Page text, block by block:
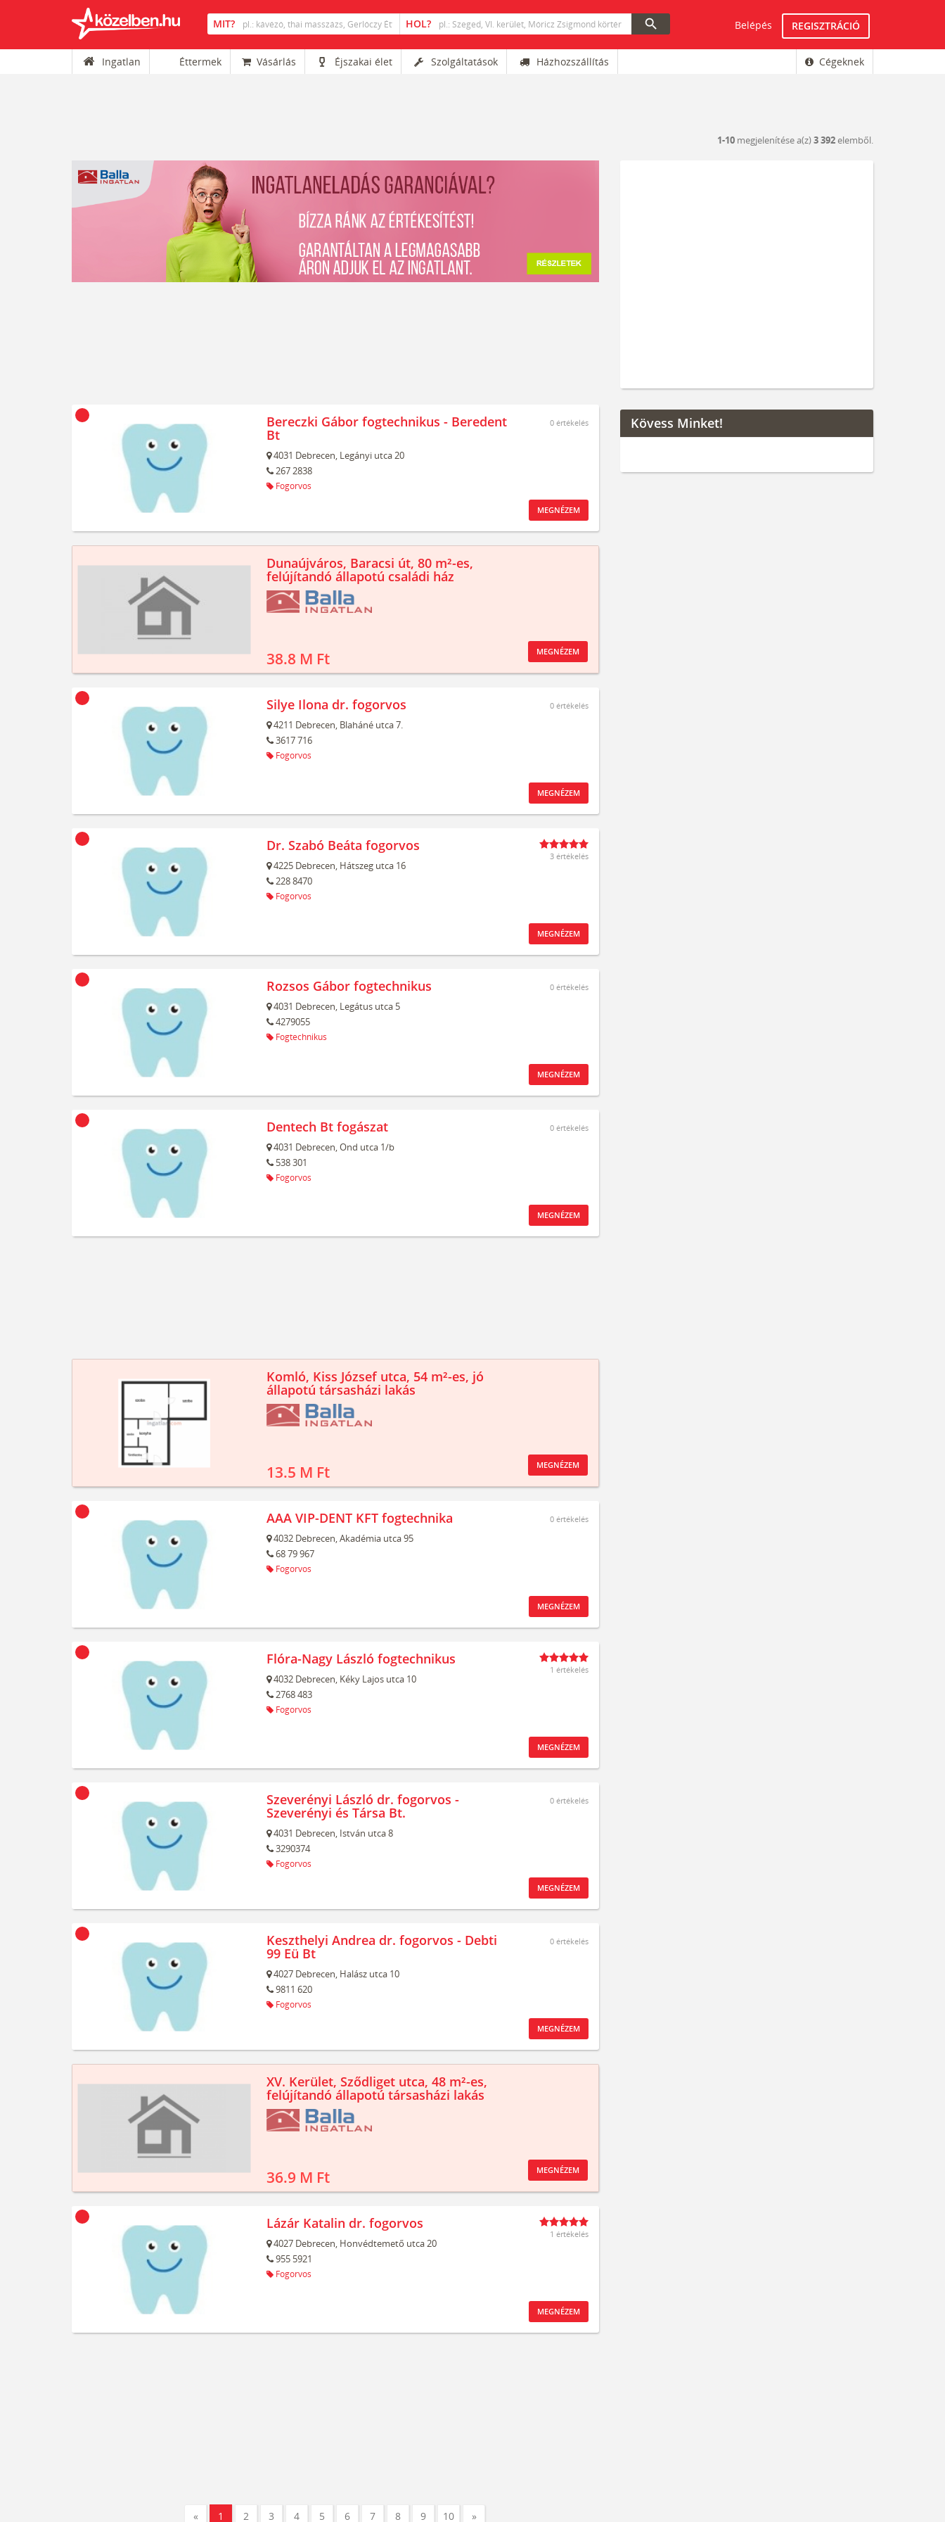
search Belépés REGISZTRÁCIÓ
Ingatlan Éttermek Vásárlás Éjszakai élet Szolgáltatások Házhozszállítás Cégeknek
1-10 megjelenítése a(z)3 392elemből.
Bereczki Gábor fogtechnikus - Beredent
Bt
4031 Debrecen, Legányi utca 20
267 2838
Fogorvos
0 értékelés
MEGNÉZEM
Dunaújváros, Baracsi út, 80 m²-es,
felújítandó állapotú családi ház
38.8 M Ft MEGNÉZEM
Silye Ilona dr. fogorvos
4211 Debrecen, Blaháné utca 7.
3617 716
Fogorvos
0 értékelés
MEGNÉZEM
Dr. Szabó Beáta fogorvos
4225 Debrecen, Hátszeg utca 16
228 8470
Fogorvos
3 értékelés
MEGNÉZEM
Rozsos Gábor fogtechnikus
4031 Debrecen, Legátus utca 5
4279055
Fogtechnikus
0 értékelés
MEGNÉZEM
Dentech Bt fogászat
4031 Debrecen,Ond utca 1/b
538 301
Fogorvos
0 értékelés
MEGNÉZEM
Komló, Kiss József utca, 54 m²-es, jó
állapotú társasházi lakás
13.5 M Ft MEGNÉZEM
AAA VIP-DENT KFT fogtechnika
4032 Debrecen,Akadémia utca 95
68 79 967
Fogorvos
0 értékelés
MEGNÉZEM
Flóra-Nagy László fogtechnikus
4032 Debrecen, Kéky Lajos utca 10
2768 483
Fogorvos
1 értékelés
MEGNÉZEM
Szeverényi László dr. fogorvos -
Szeverényi és Társa Bt.
4031 Debrecen, István utca 8
3290374
Fogorvos
0 értékelés
MEGNÉZEM
Keszthelyi Andrea dr. fogorvos - Debti
99 Eü Bt
4027 Debrecen, Halász utca 10
9811 620
Fogorvos
0 értékelés
MEGNÉZEM
XV. Kerület, Sződliget utca, 48 m²-es,
felújítandó állapotú társasházi lakás
36.9 M Ft MEGNÉZEM
Lázár Katalin dr. fogorvos
4027 Debrecen, Honvédtemető utca 20
955 5921
Fogorvos
1 értékelés
MEGNÉZEM
« 1 2 3 4 5 6 7 8 9 10 »
Kövess Minket!